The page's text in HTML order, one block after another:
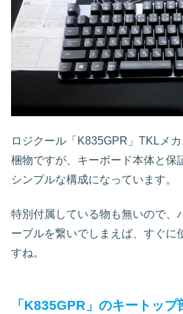
ロジクール「K835GPR」TKLメ
梱物ですが、キーボード本体と保
シンプルな構成になっています。
特別付属している物も無いので、
ーブルを繋いでしまえば、すぐに
すね。
「K835GPR」のキートッ